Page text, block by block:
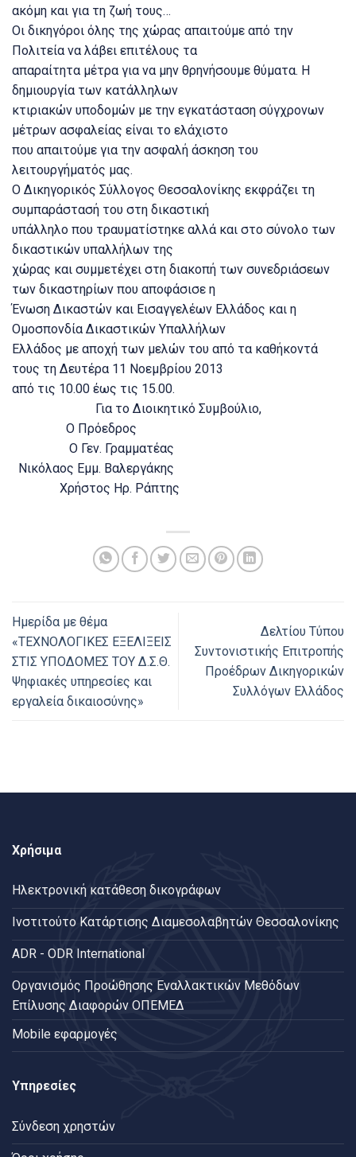
ακόμη και για τη ζωή τους…
Οι δικηγόροι όλης της χώρας απαιτούμε από την
Πολιτεία να λάβει επιτέλους τα
απαραίτητα μέτρα για να μην θρηνήσουμε θύματα. Η
δημιουργία των κατάλληλων
κτιριακών υποδομών με την εγκατάσταση σύγχρονων
μέτρων ασφαλείας είναι το ελάχιστο
που απαιτούμε για την ασφαλή άσκηση του
λειτουργήματός μας.
Ο Δικηγορικός Σύλλογος Θεσσαλονίκης εκφράζει τη
συμπαράστασή του στη δικαστική
υπάλληλο που τραυματίστηκε αλλά και στο σύνολο των
δικαστικών υπαλλήλων της
χώρας και συμμετέχει στη διακοπή των συνεδριάσεων
των δικαστηρίων που αποφάσισε η
Ένωση Δικαστών και Εισαγγελέων Ελλάδος και η
Ομοσπονδία Δικαστικών Υπαλλήλων
Ελλάδος με αποχή των μελών του από τα καθήκοντά
τους τη Δευτέρα 11 Νοεμβρίου 2013
από τις 10.00 έως τις 15.00.
Για το Διοικητικό Συμβούλιο,
Ο Πρόεδρος
Ο Γεν. Γραμματέας
Νικόλαος Εμμ. Βαλεργάκης
Χρήστος Ηρ. Ράπτης
Ημερίδα με θέμα
«ΤΕΧΝΟΛΟΓΙΚΕΣ ΕΞΕΛΙΞΕΙΣ
ΣΤΙΣ ΥΠΟΔΟΜΕΣ ΤΟΥ Δ.Σ.Θ.
Ψηφιακές υπηρεσίες και
εργαλεία δικαιοσύνης»
Δελτίου Τύπου
Συντονιστικής Επιτροπής
Προέδρων Δικηγορικών
Συλλόγων Ελλάδος
Χρήσιμα
Ηλεκτρονική κατάθεση δικογράφων
Ινστιτούτο Κατάρτισης Διαμεσολαβητών Θεσσαλονίκης
ADR - ODR International
Oργανισμός Προώθησης Εναλλακτικών Μεθόδων
Επίλυσης Διαφορών ΟΠΕΜΕΔ
Mobile εφαρμογές
Υπηρεσίες
Σύνδεση χρηστών